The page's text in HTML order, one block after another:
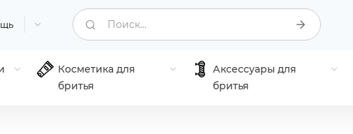
Поиск...
Косметика для
бритья
Аксессуары для
бритья